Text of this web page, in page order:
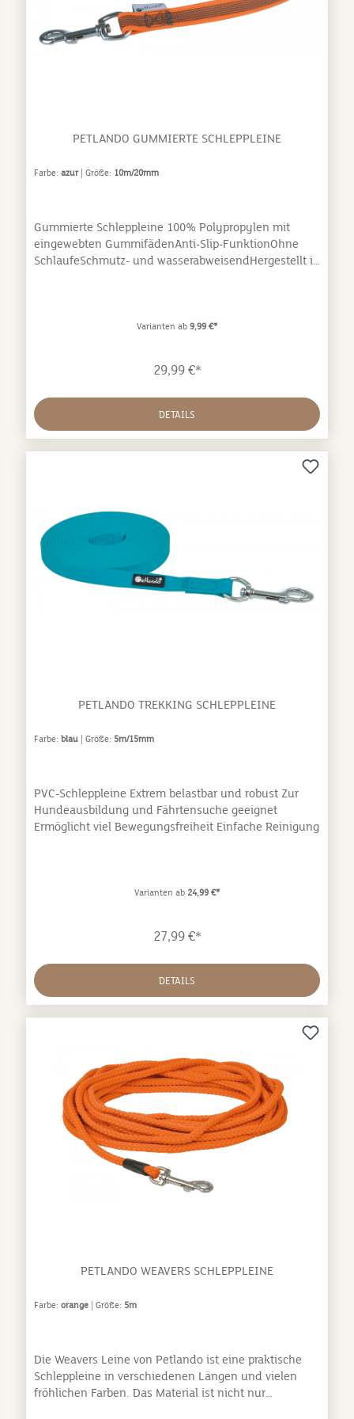
PETLANDO GUMMIERTE SCHLEPPLEINE
Farbe: azur | Größe: 10m/20mm
Gummierte Schleppleine 100% Polypropylen mit
eingewebten GummifädenAnti-Slip-FunktionOhne
SchlaufeSchmutz- und wasserabweisendHergestellt in
Varianten ab 9,99 €*
29,99 €*
DETAILS
PETLANDO TREKKING SCHLEPPLEINE
Farbe: blau | Größe: 5m/15mm
PVC-Schleppleine Extrem belastbar und robust Zur
Hundeausbildung und Fährtensuche geeignet
Ermöglicht viel Bewegungsfreiheit Einfache Reinigung
Varianten ab 24,99 €*
27,99 €*
DETAILS
PETLANDO WEAVERS SCHLEPPLEINE
Farbe: orange | Größe: 5m
Die Weavers Leine von Petlando ist eine praktische
Schleppleine in verschiedenen Längen und vielen
fröhlichen Farben. Das Material ist nicht nur